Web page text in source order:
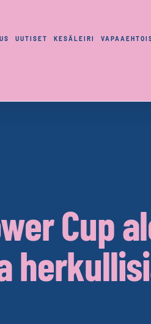
UUTISET KESÄLEIRI
Cup